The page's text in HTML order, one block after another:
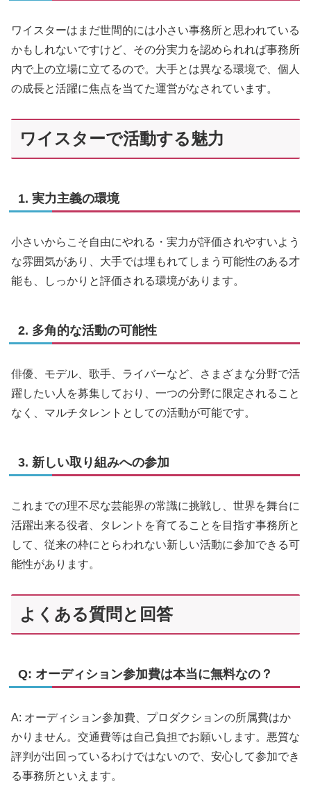
ワイスターはまだ世間的には小さい事務所と思われている
かもしれないですけど、その分実力を認められれば事務所
内で上の立場に立てるので。大手とは異なる環境で、個人
の成長と活躍に焦点を当てた運営がなされています。
ワイスターで活動する魅力
1. 実力主義の環境
小さいからこそ自由にやれる・実力が評価されやすいよう
な雰囲気があり、大手では埋もれてしまう可能性のある才
能も、しっかりと評価される環境があります。
2. 多角的な活動の可能性
俳優、モデル、歌手、ライバーなど、さまざまな分野で活
躍したい人を募集しており、一つの分野に限定されること
なく、マルチタレントとしての活動が可能です。
3. 新しい取り組みへの参加
これまでの理不尽な芸能界の常識に挑戦し、世界を舞台に
活躍出来る役者、タレントを育てることを目指す事務所と
して、従来の枠にとらわれない新しい活動に参加できる可
能性があります。
よくある質問と回答
Q: オーディション参加費は本当に無料なの？
A: オーディション参加費、プロダクションの所属費はか
かりません。交通費等は自己負担でお願いします。悪質な
評判が出回っているわけではないので、安心して参加でき
る事務所といえます。